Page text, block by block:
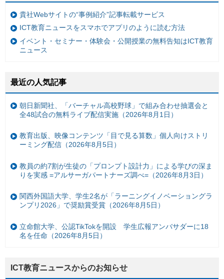
貴社Webサイトの“事例紹介”記事転載サービス
ICT教育ニュースをスマホでアプリのように読む方法
イベント・セミナー・体験会・公開授業の無料告知はICT教育
ニュース
最近の人気記事
朝日新聞社、「バーチャル高校野球」で組み合わせ抽選会と
全48試合の無料ライブ配信実施（2026年8月1日）
教育出版、映像コンテンツ「目で見る算数」個人向けストリ
ーミング配信（2026年8月5日）
教員の約7割が生徒の「プロンプト設計力」による学びの深ま
りを実感 =アルサーガパートナーズ調べ=（2026年8月3日）
関西外国語大学、学生2名が「ラーニングイノベーショングラ
ンプリ2026」で奨励賞受賞（2026年8月5日）
立命館大学、公認TikTokを開設 学生広報アンバサダーに18
名を任命（2026年8月5日）
ICT教育ニュースからのお知らせ